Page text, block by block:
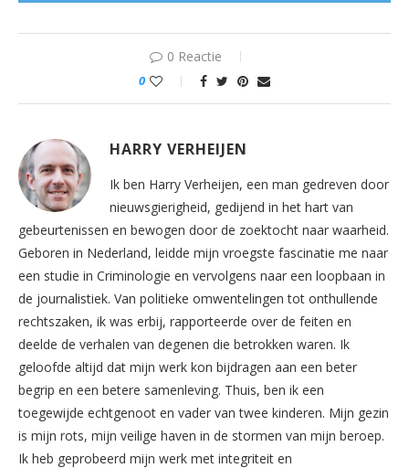
0 Reactie
0
HARRY VERHEIJEN
Ik ben Harry Verheijen, een man gedreven door
nieuwsgierigheid, gedijend in het hart van
gebeurtenissen en bewogen door de zoektocht naar waarheid.
Geboren in Nederland, leidde mijn vroegste fascinatie me naar
een studie in Criminologie en vervolgens naar een loopbaan in
de journalistiek. Van politieke omwentelingen tot onthullende
rechtszaken, ik was erbij, rapporteerde over de feiten en
deelde de verhalen van degenen die betrokken waren. Ik
geloofde altijd dat mijn werk kon bijdragen aan een beter
begrip en een betere samenleving. Thuis, ben ik een
toegewijde echtgenoot en vader van twee kinderen. Mijn gezin
is mijn rots, mijn veilige haven in de stormen van mijn beroep.
Ik heb geprobeerd mijn werk met integriteit en